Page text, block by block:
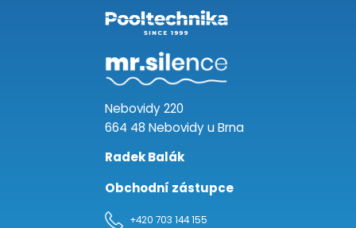
Nebovidy 220
664 48 Nebovidy u Brna
Radek Balák
Obchodní zástupce
+420 703 144 155